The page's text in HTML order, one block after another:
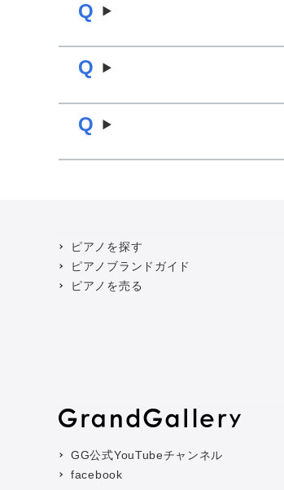
ピアノを探す
ピアノブランドガイド
ピアノを売る
GG公式YouTubeチャンネル
facebook